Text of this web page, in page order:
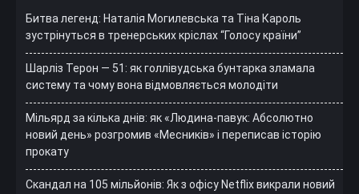
Битва легенд: Наталія Могилевська та Тіна Кароль
зустрінуться в тренерських кріслах “Голосу країни”
Шарліз Терон — 51: як голлівудська бунтарка зламала
систему та чому вона відмовляється молодіти
Мільярд за кілька днів: як «Людина-павук: Абсолютно
новий день» розгромив «Месників» і переписав історію
прокату
Скандал на 105 мільйонів: Як з офісу Netflix викрали новий